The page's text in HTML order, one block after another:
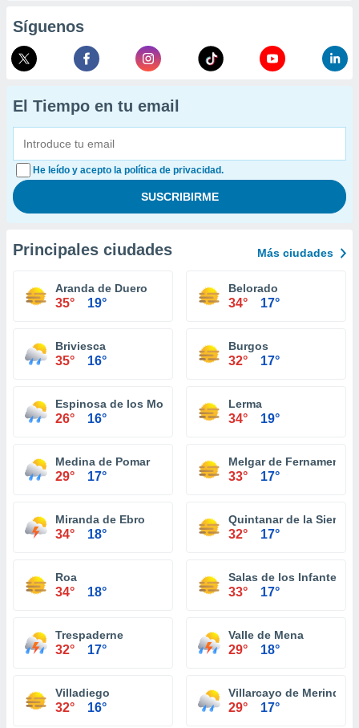
Síguenos
El Tiempo en tu email
He leído y acepto la política de privacidad.
Principales ciudades Más ciudades
Aranda de Duero
35° 19°
Belorado
34° 17°
Briviesca
35° 16°
Burgos
32° 17°
Espinosa de los Monteros
26° 16°
Lerma
34° 19°
Medina de Pomar
29° 17°
Melgar de Fernamental
33° 17°
Miranda de Ebro
34° 18°
Quintanar de la Sierra
32° 17°
Roa
34° 18°
Salas de los Infantes
33° 17°
Trespaderne
32° 17°
Valle de Mena
29° 18°
Villadiego
32° 16°
Villarcayo de Merindad
29° 17°